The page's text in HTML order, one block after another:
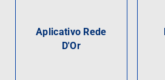
Aplicativo Rede
D'Or